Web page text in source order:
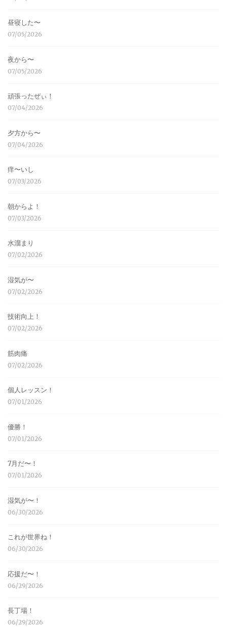
昼寝した〜
07/05/2026
夜から〜
07/05/2026
頑張ったぜぃ！
07/04/2026
夕方から〜
07/04/2026
痒〜いし
07/03/2026
朝からよ！
07/03/2026
水溜まり
07/02/2026
湿気が〜
07/02/2026
技術向上！
07/02/2026
筋肉痛
07/02/2026
個人レッスン！
07/01/2026
優勝！
07/01/2026
7月だ〜！
07/01/2026
湿気が〜！
06/30/2026
これが世界ね！
06/30/2026
応援だ〜！
06/29/2026
長丁場！
06/29/2026